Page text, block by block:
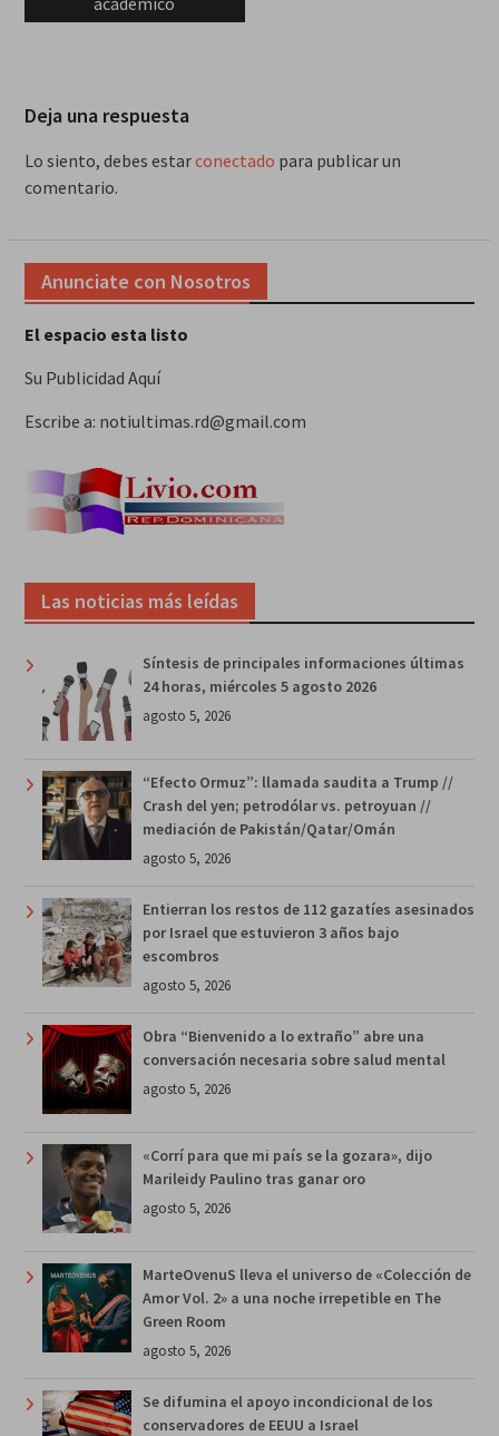
Deja una respuesta
Lo siento, debes estarconectado para publicar un
comentario.
Anunciate con Nosotros
El espacio esta listo
Su Publicidad Aquí
Escribe a: notiultimas.rd@gmail.com
Las noticias más leídas
Síntesis de principales informaciones últimas
24 horas, miércoles 5 agosto 2026
agosto 5, 2026
“Efecto Ormuz”: llamada saudita a Trump //
Crash del yen; petrodólar vs. petroyuan //
mediación de Pakistán/Qatar/Omán
agosto 5, 2026
Entierran los restos de 112 gazatíes asesinados
por Israel que estuvieron 3 años bajo
escombros
agosto 5, 2026
Obra “Bienvenido a lo extraño” abre una
conversación necesaria sobre salud mental
agosto 5, 2026
«Corrí para que mi país se la gozara», dijo
Marileidy Paulino tras ganar oro
agosto 5, 2026
MarteOvenuS lleva el universo de «Colección de
Amor Vol. 2» a una noche irrepetible en The
Green Room
agosto 5, 2026
Se difumina el apoyo incondicional de los
conservadores de EEUU a Israel